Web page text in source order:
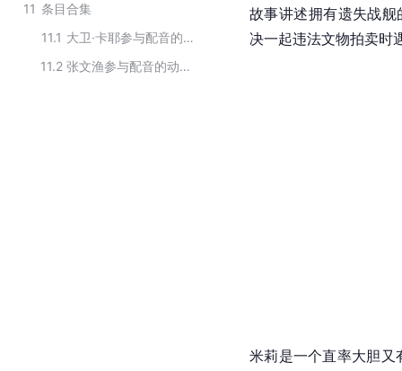
11 条目合集
11.1
大卫·卡耶参与配音的影视作品
11.2
张文渔参与配音的动画作品
故事讲述拥有遗失战舰
决一起违法文物拍卖时
米莉是一个直率大胆又